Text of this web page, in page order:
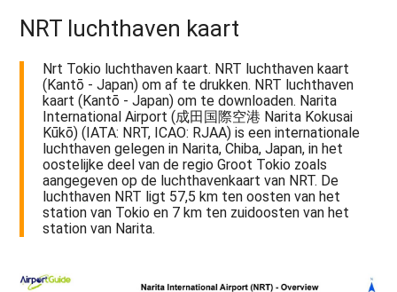
NRT luchthaven kaart
Nrt Tokio luchthaven kaart. NRT luchthaven kaart
(Kantō - Japan) om af te drukken. NRT luchthaven
kaart (Kantō - Japan) om te downloaden. Narita
International Airport (成田国際空港 Narita Kokusai
Kūkō) (IATA: NRT, ICAO: RJAA) is een internationale
luchthaven gelegen in Narita, Chiba, Japan, in het
oostelijke deel van de regio Groot Tokio zoals
aangegeven op de luchthavenkaart van NRT. De
luchthaven NRT ligt 57,5 km ten oosten van het
station van Tokio en 7 km ten zuidoosten van het
station van Narita.